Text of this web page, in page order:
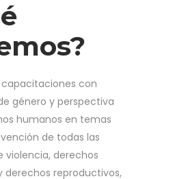
capacitaciones con
género y perspectiva
humanos en temas
de todas las
violencia, derechos
derechos reproductivos,